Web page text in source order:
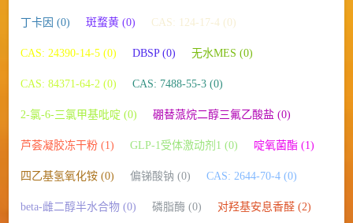
丁卡因 (0) 斑蝥黄 (0) CAS: 124-17-4 (0)
CAS: 24390-14-5 (0) DBSP (0) 无水MES (0)
CAS: 84371-64-2 (0) CAS: 7488-55-3 (0)
2-氯-6-三氯甲基吡啶 (0) 硼替蒎烷二醇三氟乙酸盐 (0)
芦荟凝胶冻干粉 (1) GLP-1受体激动剂1 (0) 啶氧菌酯 (1)
四乙基氢氧化铵 (0) 偏锑酸钠 (0) CAS: 2644-70-4 (0)
beta-雌二醇半水合物 (0) 磷脂酶 (0) 对羟基安息香醛 (2)